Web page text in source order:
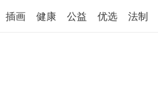
插画 健康 公益 优选 法制